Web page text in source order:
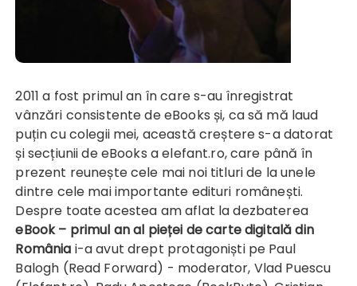
2011 a fost primul an în care s-au înregistrat
vânzări consistente de eBooks și, ca să mă laud
puțin cu colegii mei, această creștere s-a datorat
și secțiunii de eBooks a elefant.ro, care până în
prezent reunește cele mai noi titluri de la unele
dintre cele mai importante edituri românești.
Despre toate acestea am aflat la dezbaterea
eBook – primul an al pieței de carte digitală din
România i-a avut drept protagoniști pe Paul
Balogh (Read Forward) - moderator, Vlad Puescu